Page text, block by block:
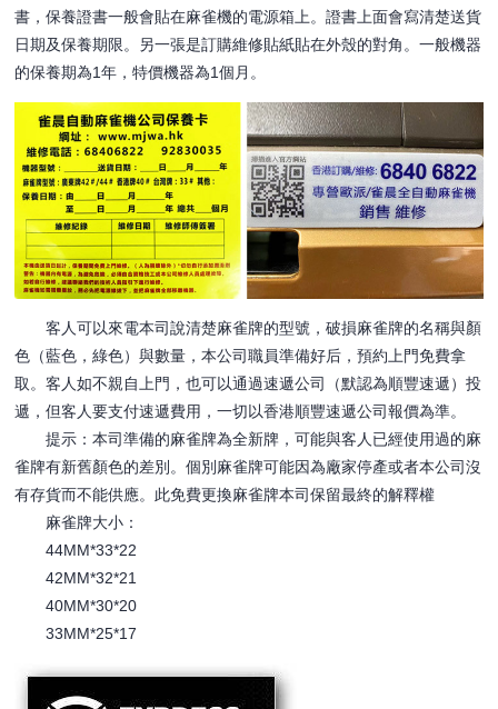
書，保養證書一般會貼在麻雀機的電源箱上。證書上面會寫清楚送貨
日期及保養期限。另一張是訂購維修貼紙貼在外殼的對角。一般機器
的保養期為1年，特價機器為1個月。
客人可以來電本司說清楚麻雀牌的型號，破損麻雀牌的名稱與顏
色（藍色，綠色）與數量，本公司職員準備好后，預約上門免費拿
取。客人如不親自上門，也可以通過速遞公司（默認為順豐速遞）投
遞，但客人要支付速遞費用，一切以香港順豐速遞公司報價為準。
提示：本司準備的麻雀牌為全新牌，可能與客人已經使用過的麻
雀牌有新舊顏色的差別。個別麻雀牌可能因為廠家停產或者本公司沒
有存貨而不能供應。此免費更換麻雀牌本司保留最終的解釋權
麻雀牌大小：
44MM*33*22
42MM*32*21
40MM*30*20
33MM*25*17